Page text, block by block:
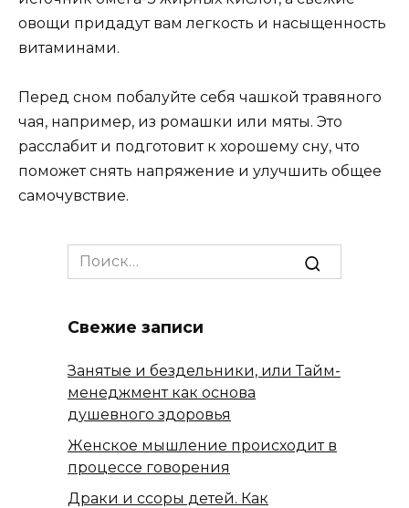
овощи придадут вам легкость и насыщенность
витаминами.
Перед сном побалуйте себя чашкой травяного
чая, например, из ромашки или мяты. Это
расслабит и подготовит к хорошему сну, что
поможет снять напряжение и улучшить общее
самочувствие.
Search
for:
Свежие записи
Занятые и бездельники, или Тайм-
менеджмент как основа
душевного здоровья
Женское мышление происходит в
процессе говорения
Драки и ссоры детей. Как